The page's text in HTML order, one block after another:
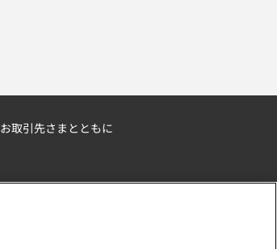
お取引先さまとともに